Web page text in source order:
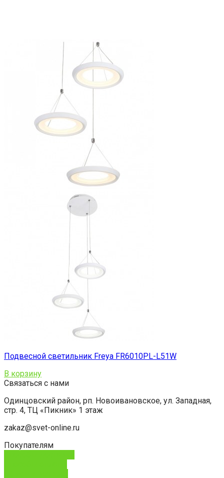
Подвесной светильник Freya FR6010PL-L51W
В корзину
Связаться с нами
Одинцовский район, рп. Новоивановское, ул. Западная,
стр. 4, ТЦ «Пикник» 1 этаж
zakaz@svet-online.ru
Покупателям